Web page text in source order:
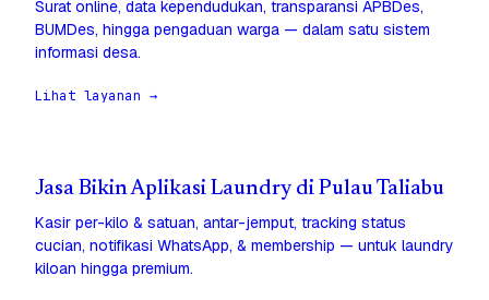
Surat online, data kependudukan, transparansi APBDes,
BUMDes, hingga pengaduan warga — dalam satu sistem
informasi desa.
Lihat layanan →
Jasa Bikin Aplikasi Laundry di Pulau Taliabu
Kasir per-kilo & satuan, antar-jemput, tracking status
cucian, notifikasi WhatsApp, & membership — untuk laundry
kiloan hingga premium.